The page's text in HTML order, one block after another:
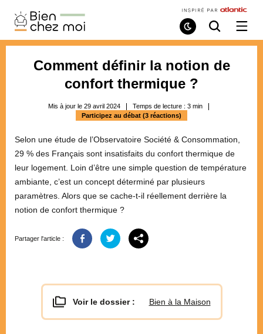
Bien
Chez
Moi
Mode
de
Recherche
/
Comment définir la notion de
confort thermique ?
Mis à jour le 29 avril 2024 Temps de lecture : 3 min
Participez au débat (3 réactions)
Selon une étude de l’Observatoire Société & Consommation,
29 % des Français sont insatisfaits du confort thermique de
leur logement. Loin d’être une simple question de température
ambiante, c’est un concept déterminé par plusieurs
paramètres. Alors que se cache-t-il réellement derrière la
notion de confort thermique ?
Partager l'article :
Voir le dossier : Bien à la Maison